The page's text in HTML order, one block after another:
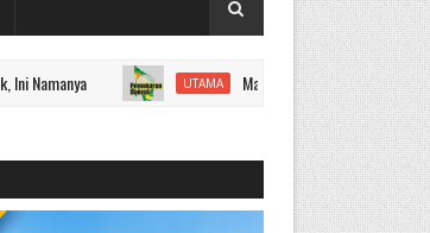
UTAMA Masyarakat Pertanyakan Tindaklanjut